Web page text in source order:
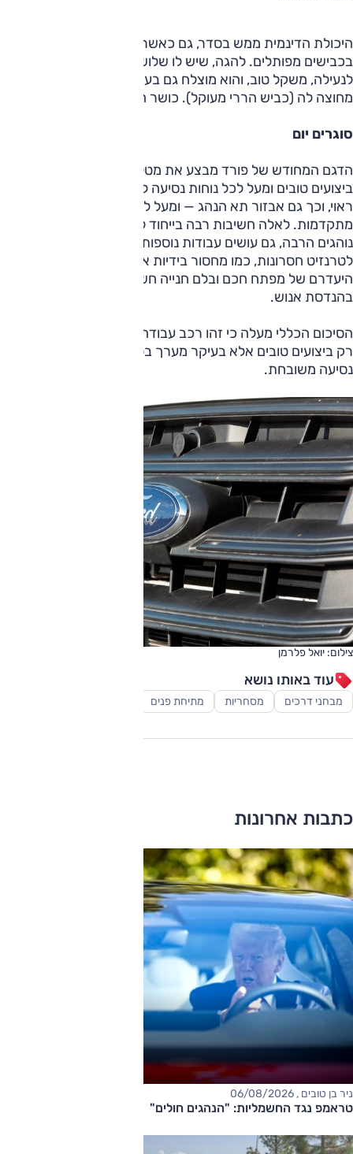
היכולת הדינמית ממש בסדר, גם כאשר נוהגים מהר מדי
בכבישים מפותלים. להגה, שיש לו שלושה סיבובים מנעילה
לנעילה, משקל טוב, והוא מוצלח גם בעיר (קווי חלוקה, תמרון) וגם
מחוצה לה (כביש הררי מעוקל). כושר התמרון בעיר בהחלט טוב.
סוגרים יום
הדגם המחודש של פורד מבצע את מטלות הנהיגה היטב, עם
ביצועים טובים ומעל לכל נוחות נסיעה לדוגמה. הוא עשוי באופן
ראוי, וכך גם אבזור תא הנהג — ומעל לכל יש לו מערכות בטיחות
מתקדמות. לאלה חשיבות רבה בייחוד לנהגי מסחריות, שגם
נוהגים הרבה, גם עושים עבודות נוספות כמו פריקה וטעינה. יש
לטרנזיט חסרונות, כמו מחסור בידיות אחיזה בתא הנהג והמטען,
היעדרם של מפתח חכם ובלם חנייה חשמלי, פה ושם עניינים
בהנדסת אנוש.
הסיכום הכללי מעלה כי זהו רכב עבודה מוצלח מאוד, המציע לא
רק ביצועים טובים אלא בעיקר מערך בטיחות עכשווי ונוחות
נסיעה משובחת.
צילום: יואל פלרמן
עוד באותו נושא
מבחני דרכים מסחריות מתיחת פנים
כתבות אחרונות
ניר בן טובים , 06/08/2026
טראמפ נגד החשמליות: "הנהגים חולים"